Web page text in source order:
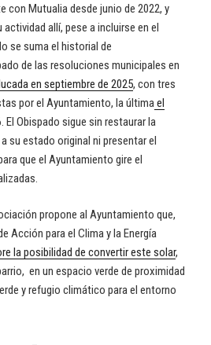
con Mutualia desde junio de 2022, y
allí, pese a incluirse en el
se suma el historial de
de las resoluciones municipales en
en septiembre de 2025, con tres
por el Ayuntamiento, la últimael
El Obispado sigue sin restaurar la
su estado original ni presentar el
que el Ayuntamiento gire el
propone al Ayuntamiento que,
Acción para el Clima y la Energía
la posibilidad de convertir este solar,
en un espacio verde de proximidad
y refugio climático para el entorno